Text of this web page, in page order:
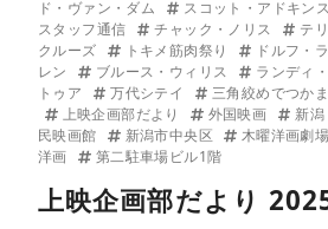
ド・ヴァン・ダム
スコット・アドキンス
スタッフ通信
チャック・ノリス
テ
クルーズ
トキメ筋肉祭り
ドルフ・
レン
ブルース・ウィリス
ランディ
トゥア
万代シテイ
三角絞めでつか
上映企画部だより
外国映画
新潟
民映画館
新潟市中央区
木曜洋画劇場
洋画
第二駐車場ビル1階
上映企画部だより